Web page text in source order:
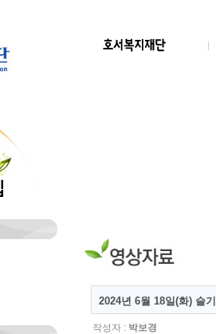
2024년 6월 18일(화) 슬
작성자 : 박보경